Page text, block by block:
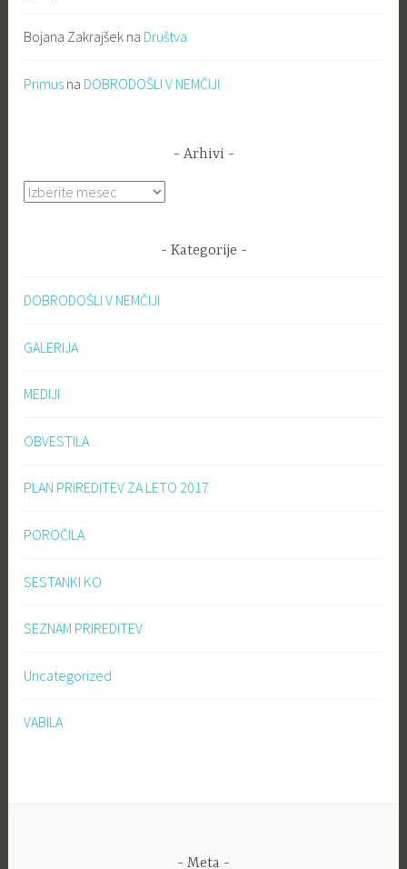
Bojana Zakrajšek na Društva
Primus na DOBRODOŠLI V NEMČIJI
Arhivi
Arhivi
Kategorije
DOBRODOŠLI V NEMČIJI
GALERIJA
MEDIJI
OBVESTILA
PLAN PRIREDITEV ZA LETO 2017
POROČILA
SESTANKI KO
SEZNAM PRIREDITEV
Uncategorized
VABILA
Meta